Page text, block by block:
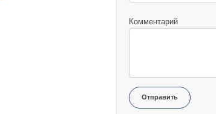
Комментарий
Отправить